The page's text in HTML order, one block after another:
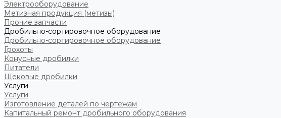
Электрооборудование
Метизная продукция (метизы)
Прочие запчасти
Дробильно-сортировочное оборудование
Дробильно-сортировочное оборудование
Грохоты
Конусные дробилки
Питатели
Щековые дробилки
Услуги
Услуги
Изготовление деталей по чертежам
Капитальный ремонт дробильного оборудования